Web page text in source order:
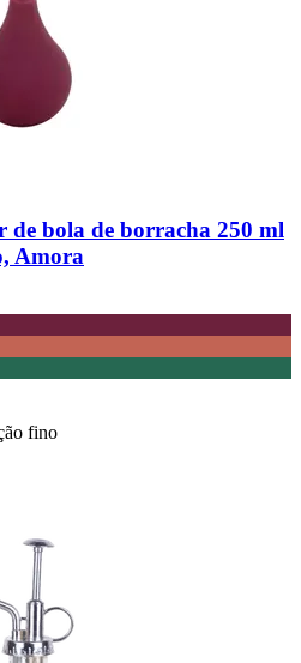
de bola de borracha 250 ml
Amora
fino